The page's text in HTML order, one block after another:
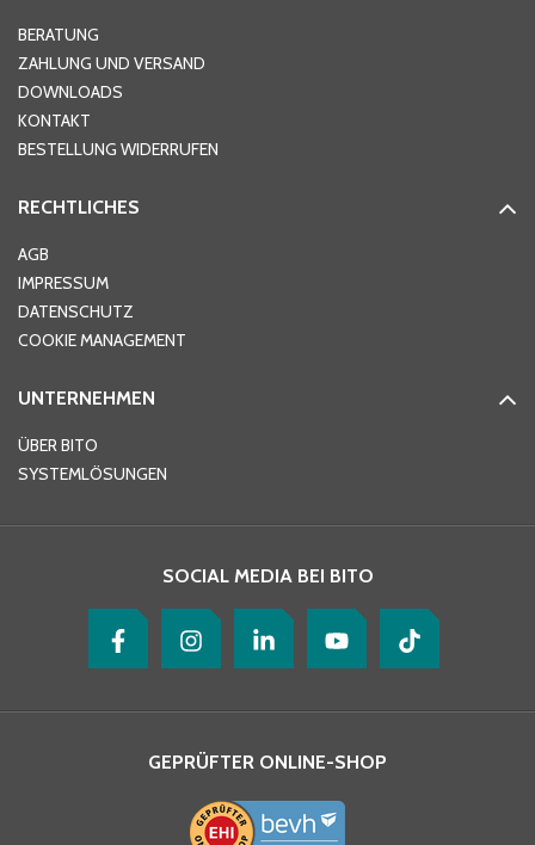
Hausnummer
Ort*
Telefon
BERATUNG
ZAHLUNG UND VERSAND
DOWNLOADS
KONTAKT
BESTELLUNG WIDERRUFEN
RECHTLICHES
AGB
IMPRESSUM
DATENSCHUTZ
COOKIE MANAGEMENT
UNTERNEHMEN
ÜBER BITO
SYSTEMLÖSUNGEN
SOCIAL MEDIA BEI BITO
GEPRÜFTER ONLINE-SHOP